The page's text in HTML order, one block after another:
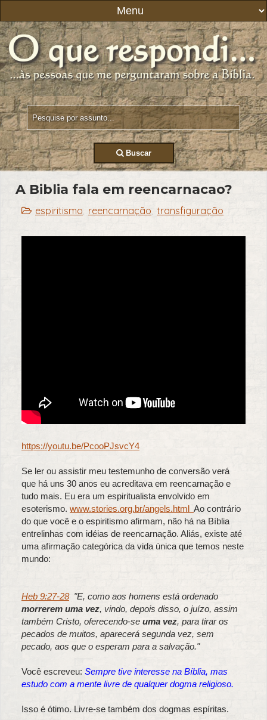
Buscar
A Biblia fala em reencarnacao?
espiritismo, reencarnação, transfiguração
https://youtu.be/PcooPJsvcY4
Se ler ou assistir meu testemunho de conversão verá
que há uns 30 anos eu acreditava em reencarnação e
tudo mais. Eu era um espiritualista envolvido em
esoterismo. www.stories.org.br/angels.html Ao contrário
do que você e o espiritismo afirmam, não há na Bíblia
entrelinhas com idéias de reencarnação. Aliás, existe até
uma afirmação categórica da vida única que temos neste
mundo:
Heb 9:27-28"E, como aos homens está ordenado
morrerem uma vez, vindo, depois disso, o juízo, assim
também Cristo, oferecendo-se uma vez, para tirar os
pecados de muitos, aparecerá segunda vez, sem
pecado, aos que o esperam para a salvação."
Você escreveu: Sempre tive interesse na Bíblia, mas
estudo com a mente livre de qualquer dogma religioso.
Isso é ótimo. Livre-se também dos dogmas espíritas.